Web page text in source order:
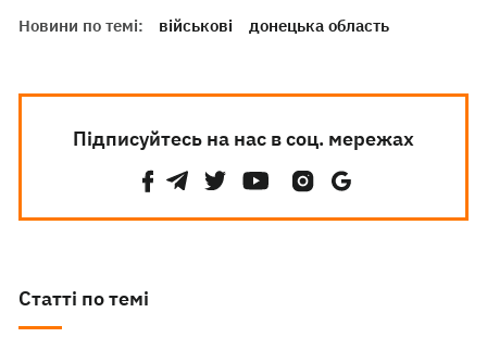
Новини по темі: військові донецька область
Підписуйтесь на нас в соц. мережах
Статті по темі